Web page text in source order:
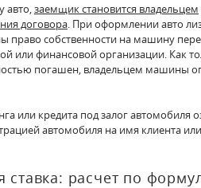
авто,заемщик становится владельцем
договора. При оформлении авто
право собственности на машину
или финансовой организации. Как
погашен, владельцем машины
или кредита под залог автомобиля
автомобиля на имя клиента
ставка: расчет по